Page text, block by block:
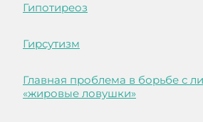
Гипотиреоз
Гирсутизм
Главная проблема в борьбе с
«жировые ловушки»